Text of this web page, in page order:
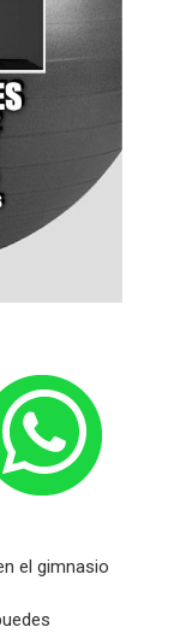
el gimnasio